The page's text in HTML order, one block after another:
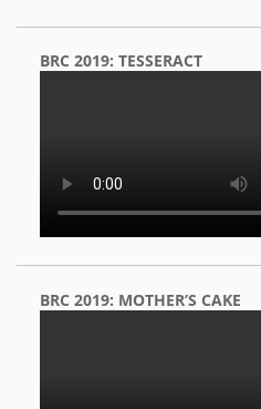
BRC 2019: TESSERACT
BRC 2019: MOTHER’S CAKE